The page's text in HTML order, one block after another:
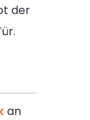
der
an